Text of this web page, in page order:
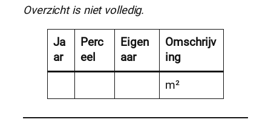
Overzicht is niet volledig.
Ja
ar
Perc
eel
Eigen
aar
Omschrijv
ing
m²